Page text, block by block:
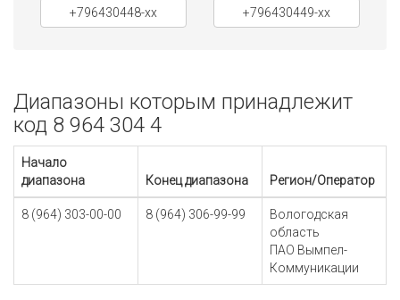
+796430448-xx +796430449-xx
Диапазоны которым принадлежит
код 8 964 304 4
Начало
диапазона
Конец диапазона Регион/Оператор
8 (964) 303-00-00 8 (964) 306-99-99
Вологодская
область
ПАО Вымпел-
Коммуникации